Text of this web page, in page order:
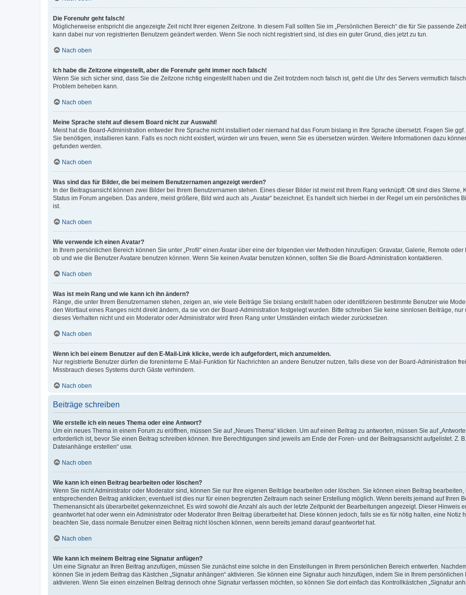
Die Forenuhr geht falsch!
Möglicherweise entspricht die angezeigte Zeit nicht Ihrer eigenen Zeitzone. In diesem Fall sollten Sie im „Persönlichen Bereich“ die für Sie passende
kann dabei nur von registrierten Benutzern geändert werden. Wenn Sie noch nicht registriert sind, ist dies ein guter Grund, dies jetzt zu tun.
Nach oben
Ich habe die Zeitzone eingestellt, aber die Forenuhr geht immer noch falsch!
Wenn Sie sich sicher sind, dass Sie die Zeitzone richtig eingestellt haben und die Zeit trotzdem noch falsch ist, geht die Uhr des Servers vermutlich
Problem beheben kann.
Nach oben
Meine Sprache steht auf diesem Board nicht zur Auswahl!
Meist hat die Board-Administration entweder Ihre Sprache nicht installiert oder niemand hat das Forum bislang in Ihre Sprache übersetzt. Fragen Sie
Sie benötigen, installieren kann. Falls es noch nicht existiert, würden wir uns freuen, wenn Sie es übersetzen würden. Weitere Informationen dazu
gefunden werden.
Nach oben
Was sind das für Bilder, die bei meinem Benutzernamen angezeigt werden?
In der Beitragsansicht können zwei Bilder bei Ihrem Benutzernamen stehen. Eines dieser Bilder ist meist mit Ihrem Rang verknüpft: Oft sind dies
Status im Forum angeben. Das andere, meist größere, Bild wird auch als „Avatar“ bezeichnet. Es handelt sich hierbei in der Regel um ein persönliches
ist.
Nach oben
Wie verwende ich einen Avatar?
In Ihrem persönlichen Bereich können Sie unter „Profil“ einen Avatar über eine der folgenden vier Methoden hinzufügen: Gravatar, Galerie, Remote
ob und wie die Benutzer Avatare benutzen können. Wenn Sie keinen Avatar benutzen können, sollten Sie die Board-Administration kontaktieren.
Nach oben
Was ist mein Rang und wie kann ich ihn ändern?
Ränge, die unter Ihrem Benutzernamen stehen, zeigen an, wie viele Beiträge Sie bislang erstellt haben oder identifizieren bestimmte Benutzer wie
den Wortlaut eines Ranges nicht direkt ändern, da sie von der Board-Administration festgelegt wurden. Bitte schreiben Sie keine sinnlosen Beiträge,
dieses Verhalten nicht und ein Moderator oder Administrator wird Ihren Rang unter Umständen einfach wieder zurücksetzen.
Nach oben
Wenn ich bei einem Benutzer auf den E-Mail-Link klicke, werde ich aufgefordert, mich anzumelden.
Nur registrierte Benutzer dürfen die foreninterne E-Mail-Funktion für Nachrichten an andere Benutzer nutzen, falls diese von der Board-Administration
Missbrauch dieses Systems durch Gäste verhindern.
Nach oben
Beiträge schreiben
Wie erstelle ich ein neues Thema oder eine Antwort?
Um ein neues Thema in einem Forum zu eröffnen, müssen Sie auf „Neues Thema“ klicken. Um auf einen Beitrag zu antworten, müssen Sie auf
erforderlich ist, bevor Sie einen Beitrag schreiben können. Ihre Berechtigungen sind jeweils am Ende der Foren- und der Beitragsansicht aufgelistet. Z.
Dateianhänge erstellen“ usw.
Nach oben
Wie kann ich einen Beitrag bearbeiten oder löschen?
Wenn Sie nicht Administrator oder Moderator sind, können Sie nur Ihre eigenen Beiträge bearbeiten oder löschen. Sie können einen Beitrag bearbeiten,
entsprechenden Beitrag anklicken; eventuell ist dies nur für einen begrenzten Zeitraum nach seiner Erstellung möglich. Wenn bereits jemand auf Ihren
Themenansicht als überarbeitet gekennzeichnet. Es wird sowohl die Anzahl als auch der letzte Zeitpunkt der Bearbeitungen angezeigt. Dieser Hinweis
geantwortet hat oder wenn ein Administrator oder Moderator Ihren Beitrag überarbeitet hat. Diese können jedoch, falls sie es für nötig halten, eine Notiz
beachten Sie, dass normale Benutzer einen Beitrag nicht löschen können, wenn bereits jemand darauf geantwortet hat.
Nach oben
Wie kann ich meinem Beitrag eine Signatur anfügen?
Um eine Signatur an Ihren Beitrag anzufügen, müssen Sie zunächst eine solche in den Einstellungen in Ihrem persönlichen Bereich entwerfen.
können Sie in jedem Beitrag das Kästchen „Signatur anhängen“ aktivieren. Sie können eine Signatur auch hinzufügen, indem Sie in Ihrem
aktivieren. Wenn Sie einen einzelnen Beitrag dennoch ohne Signatur verfassen möchten, so können Sie dort einfach das Kontrollkästchen „Signatur